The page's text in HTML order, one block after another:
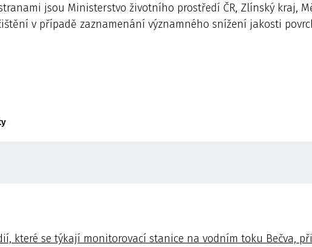
jsou Ministerstvo životního prostředí ČR, Zlínský kraj,
v případě zaznamenání významného snížení jakosti
které se týkají monitorovací stanice na vodním toku Bečva,